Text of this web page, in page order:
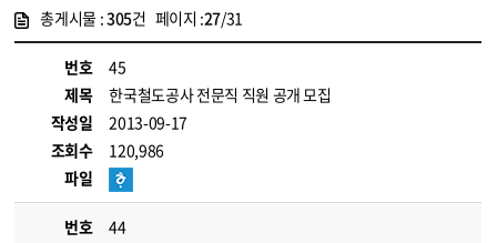
총게시물 :305건 페이지 :27/31
번호
45
제목
한국철도공사 전문직 직원 공개 모집
작성일
2013-09-17
조회수
120,986
파일
번호
44